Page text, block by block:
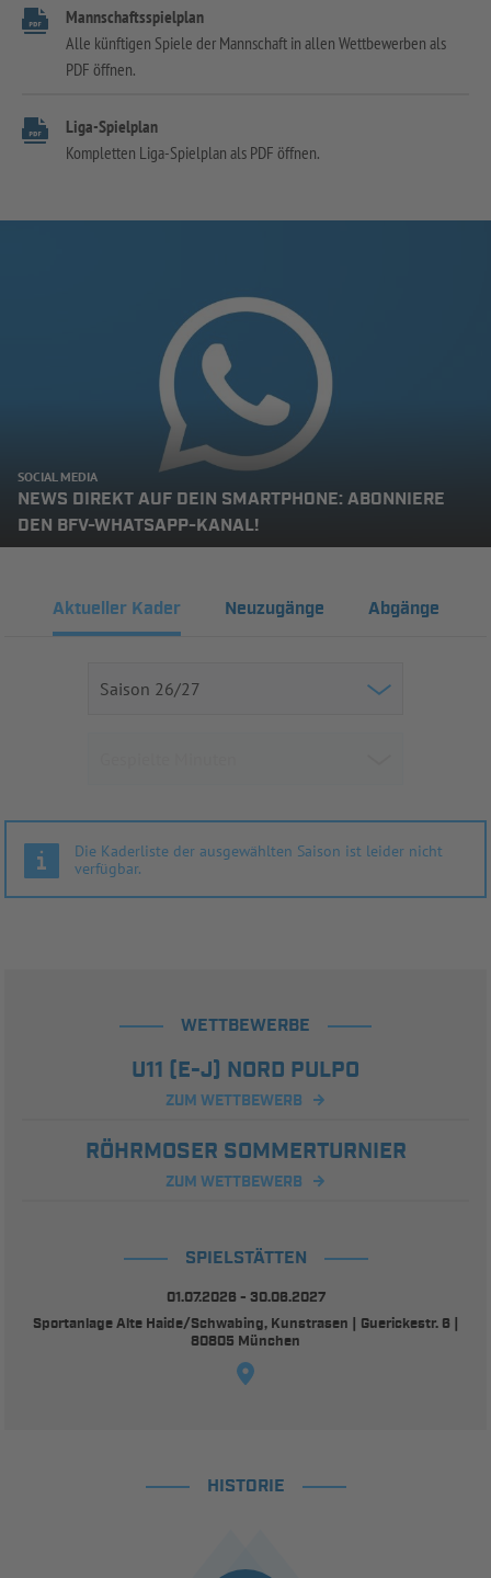
Mannschaftsspielplan
Alle künftigen Spiele der Mannschaft in allen Wettbewerben als
PDF öffnen.
Liga-Spielplan
Kompletten Liga-Spielplan als PDF öffnen.
SOCIAL MEDIA
NEWS DIREKT AUF DEIN SMARTPHONE: ABONNIERE
DEN BFV-WHATSAPP-KANAL!
Aktueller Kader Neuzugänge Abgänge
Die Kaderliste der ausgewählten Saison ist leider nicht
verfügbar.
WETTBEWERBE
U11 (E-J) NORD PULPO
ZUM WETTBEWERB
RÖHRMOSER SOMMERTURNIER
ZUM WETTBEWERB
SPIELSTÄTTEN
01.07.2026 - 30.06.2027
Sportanlage Alte Haide/Schwabing, Kunstrasen | Guerickestr. 6 |
80805 München
HISTORIE